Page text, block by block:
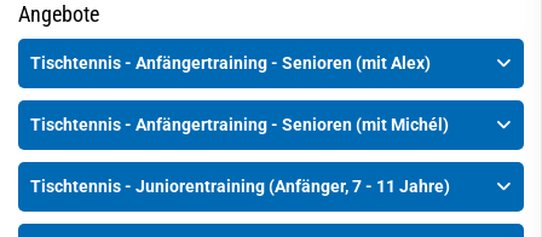
Angebote
Tischtennis - Anfängertraining - Senioren (mit Alex)
Tischtennis - Anfängertraining - Senioren (mit Michél)
Tischtennis - Juniorentraining (Anfänger, 7 - 11 Jahre)